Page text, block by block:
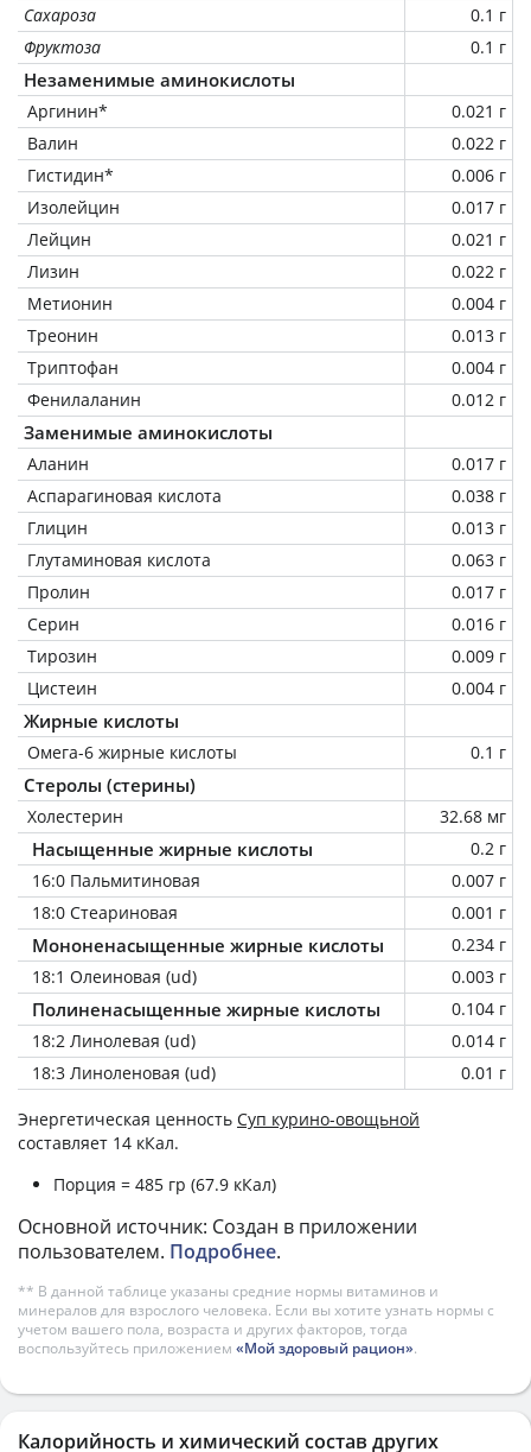
Сахароза
0.1 г
Фруктоза
0.1 г
Незаменимые аминокислоты
Аргинин*
0.021 г
Валин
0.022 г
Гистидин*
0.006 г
Изолейцин
0.017 г
Лейцин
0.021 г
Лизин
0.022 г
Метионин
0.004 г
Треонин
0.013 г
Триптофан
0.004 г
Фенилаланин
0.012 г
Заменимые аминокислоты
Аланин
0.017 г
Аспарагиновая кислота
0.038 г
Глицин
0.013 г
Глутаминовая кислота
0.063 г
Пролин
0.017 г
Серин
0.016 г
Тирозин
0.009 г
Цистеин
0.004 г
Жирные кислоты
Омега-6 жирные кислоты 0.1 г
Стеролы (стерины)
Холестерин 32.68 мг
Насыщенные жирные кислоты
0.2 г
16:0 Пальмитиновая
0.007 г
18:0 Стеариновая
0.001 г
Мононенасыщенные жирные кислоты
0.234 г
18:1 Олеиновая (ud)
0.003 г
Полиненасыщенные жирные кислоты
0.104 г
18:2 Линолевая (ud)
0.014 г
18:3 Линоленовая (ud)
0.01 г
Энергетическая ценность Суп курино-овощьной
составляет 14 кКал.
Порция = 485 гр (67.9 кКал)
Основной источник: Создан в приложении
пользователем. Подробнее.
** В данной таблице указаны средние нормы витаминов и
минералов для взрослого человека. Если вы хотите узнать нормы с
учетом вашего пола, возраста и других факторов, тогда
воспользуйтесь приложением «Мой здоровый рацион».
Калорийность и химический состав других